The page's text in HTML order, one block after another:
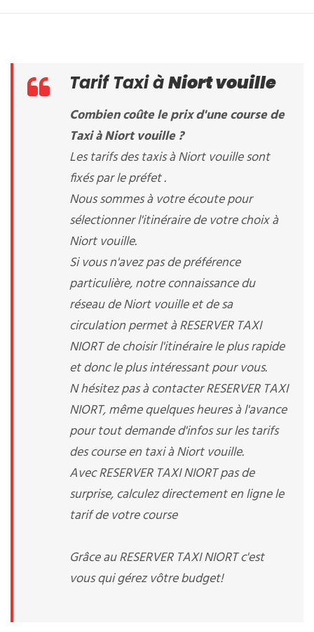
Tarif Taxi àNiort vouille
Combien coûte le prix d'une course de
Taxi à Niort vouille ?
Les tarifs des taxis à Niort vouille sont
fixés par le préfet .
Nous sommes à votre écoute pour
sélectionner l'itinéraire de votre choix à
Niort vouille.
Si vous n'avez pas de préférence
particulière, notre connaissance du
réseau de Niort vouille et de sa
circulation permet à RESERVER TAXI
NIORT de choisir l'itinéraire le plus rapide
et donc le plus intéressant pour vous.
N hésitez pas à contacter RESERVER TAXI
NIORT, même quelques heures à l'avance
pour tout demande d'infos sur les tarifs
des course en taxi à Niort vouille.
Avec RESERVER TAXI NIORT pas de
surprise, calculez directement en ligne le
tarif de votre course
Grâce au RESERVER TAXI NIORT c'est
vous qui gérez vôtre budget!